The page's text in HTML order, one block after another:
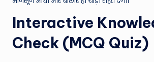
Interactive
Check (MCQ Quiz)